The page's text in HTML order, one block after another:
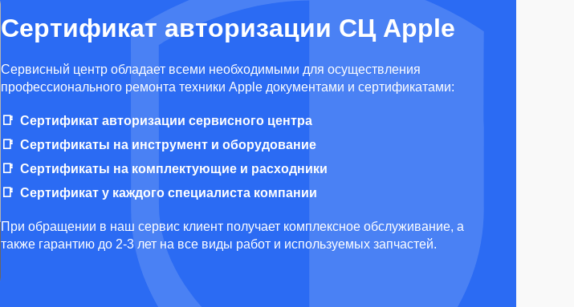
Сертификат авторизации СЦ Apple
Cервисный центр обладает всеми необходимыми для осуществления
профессионального ремонта техники Apple документами и сертификатами:
Сертификат авторизации сервисного центра
Сертификаты на инструмент и оборудование
Сертификаты на комплектующие и расходники
Сертификат у каждого специалиста компании
При обращении в наш сервис клиент получает комплексное обслуживание, а
также гарантию до 2-3 лет на все виды работ и используемых запчастей.